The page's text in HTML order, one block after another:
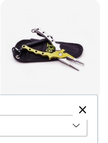
BFT Predator Multi-Tool - with
pouch